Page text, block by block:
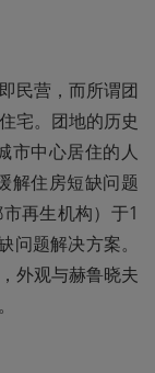
民营，而所谓团
宅。团地的历史
市中心居住的人
解住房短缺问题
再生机构）于1
题解决方案。
外观与赫鲁晓夫